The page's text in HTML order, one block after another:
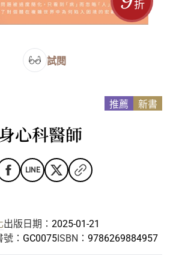
折
試閱
推薦 新書
心科醫師
LINE
出版日期： 2025-01-21
號： GC0075ISBN： 9786269884957